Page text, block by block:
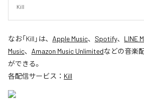
Kill
なお「Kill 」は、 Apple Music、 Spotify、 LINE
Music、 Amazon Music Unlimitedなどの音楽
ができる。
各配信サービス： Kill